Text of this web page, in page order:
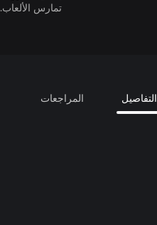
تمارس الألعاب.
التفاصيل المراجعات